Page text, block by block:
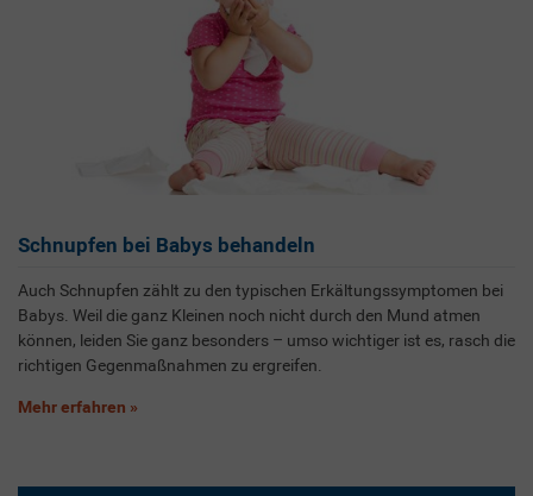
Schnupfen bei Babys behandeln
Auch Schnupfen zählt zu den typischen Erkältungssymptomen bei
Babys. Weil die ganz Kleinen noch nicht durch den Mund atmen
können, leiden Sie ganz besonders – umso wichtiger ist es, rasch die
richtigen Gegenmaßnahmen zu ergreifen.
Mehr erfahren